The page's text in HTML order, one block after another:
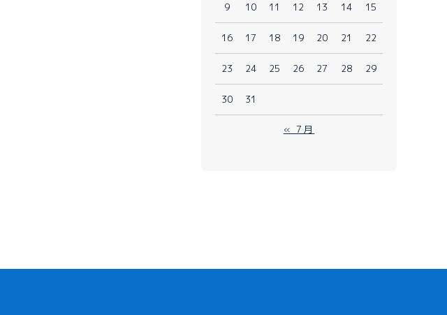
メールで予約 WEBで予約
9 10 11 12 13 14 15
16 17 18 19 20 21 22
23 24 25 26 27 28 29
30 31
« 7月